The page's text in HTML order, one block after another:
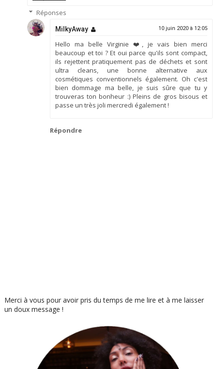
Réponses
MilkyAway 10 juin 2020 à 12:05
Hello ma belle Virginie ❤️, je vais bien merci
beaucoup et toi ? Et oui parce qu'ils sont compact,
ils rejettent pratiquement pas de déchets et sont
ultra cleans, une bonne alternative aux
cosmétiques conventionnels également. Oh c'est
bien dommage ma belle, je suis sûre que tu y
trouveras ton bonheur :) Pleins de gros bisous et
passe un très joli mercredi également !
Répondre
Merci à vous pour avoir pris du temps de me lire et à me laisser
un doux message !